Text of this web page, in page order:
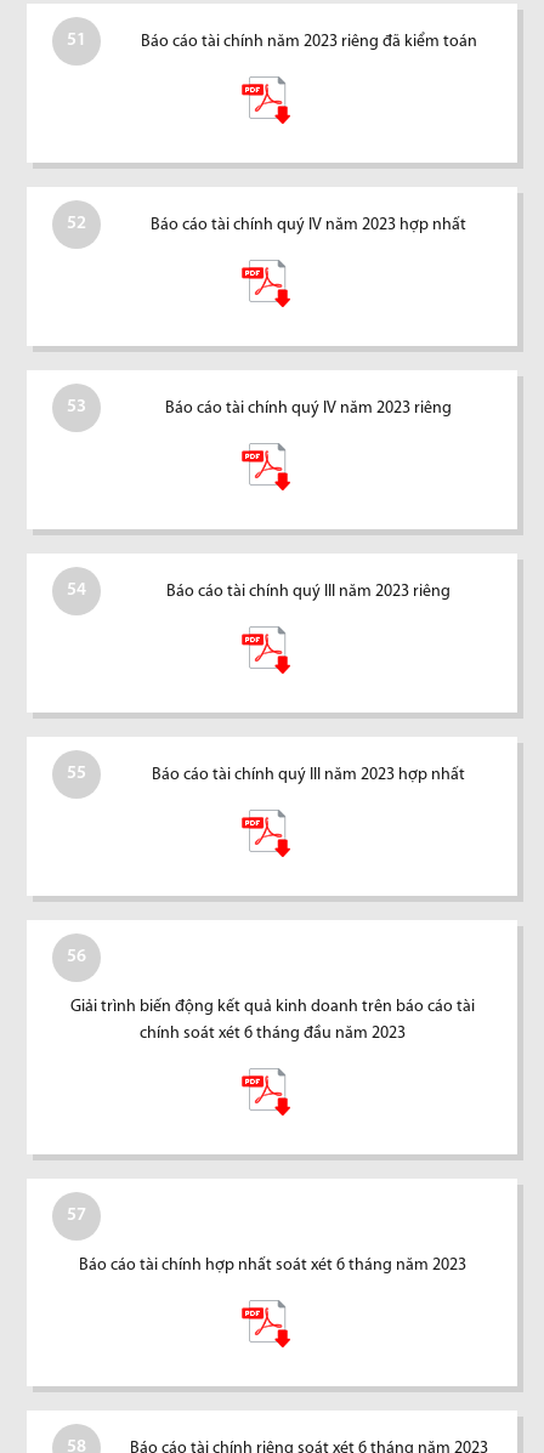
51 Báo cáo tài chính năm 2023 riêng đã kiểm toán
52 Báo cáo tài chính quý IV năm 2023 hợp nhất
53 Báo cáo tài chính quý IV năm 2023 riêng
54 Báo cáo tài chính quý III năm 2023 riêng
55 Báo cáo tài chính quý III năm 2023 hợp nhất
56
Giải trình biến động kết quả kinh doanh trên báo cáo tài
chính soát xét 6 tháng đầu năm 2023
57
Báo cáo tài chính hợp nhất soát xét 6 tháng năm 2023
58 Báo cáo tài chính riêng soát xét 6 tháng năm 2023